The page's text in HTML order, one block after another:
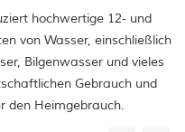
hochwertige 12- und
von Wasser, einschließlich
Bilgenwasser und vieles
Gebrauch und
den Heimgebrauch.